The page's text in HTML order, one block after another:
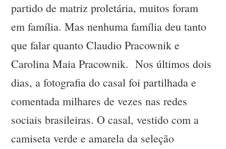
partido de matriz proletária, muitos foram
em família. Mas nenhuma família deu tanto
que falar quanto Claudio Pracownik e
Carolina Maia Pracownik. Nos últimos dois
dias, a fotografia do casal foi partilhada e
comentada milhares de vezes nas redes
sociais brasileiras. O casal, vestido com a
camiseta verde e amarela da seleção